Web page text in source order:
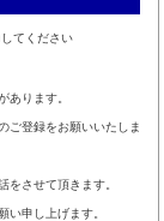
てください
あります。
ご登録をお願いいたしま
をさせて頂きます。
い申し上げます。